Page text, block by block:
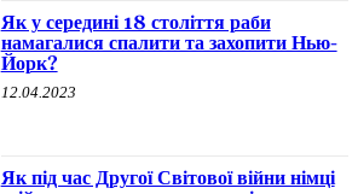
Як у середині 18 століття раби
намагалися спалити та захопити Нью-
Йорк?
12.04.2023
Як під час Другої Світової війни німці